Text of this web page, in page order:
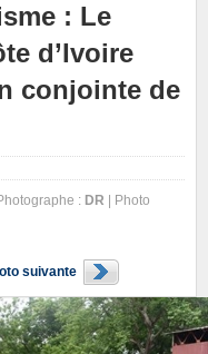
: Le
d’Ivoire
conjointe de
: DR | Photo
suivante